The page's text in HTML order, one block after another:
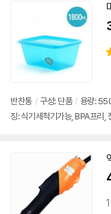
반찬통 / 구성: 단품 / 용량:
징: 식기세척기가능, BPA프리,